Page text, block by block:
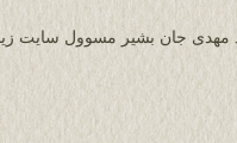
مهدى جان بشير مسوول سايت